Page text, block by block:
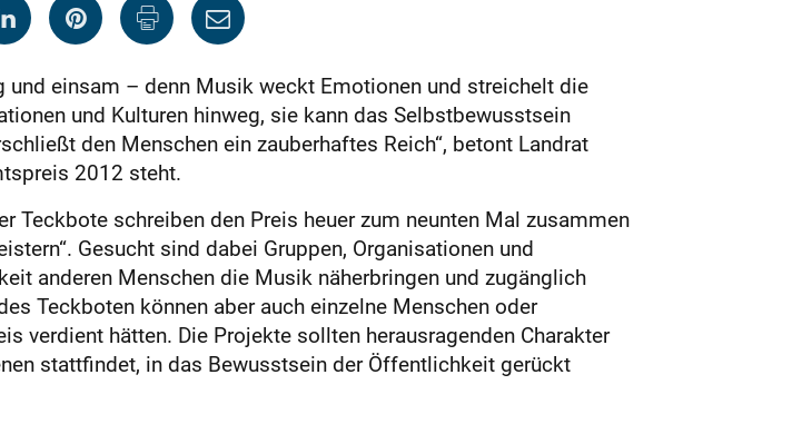
einsam – denn Musik weckt Emotionen und streichelt die
und Kulturen hinweg, sie kann das Selbstbewusstsein
den Menschen ein zauberhaftes Reich“, betont Landrat
2012 steht.
Teckbote schreiben den Preis heuer zum neunten Mal zusammen
Gesucht sind dabei Gruppen, Organisationen und
anderen Menschen die Musik näherbringen und zugänglich
Teckboten können aber auch einzelne Menschen oder
verdient hätten. Die Projekte sollten herausragenden Charakter
stattfindet, in das Bewusstsein der Öffentlichkeit gerückt